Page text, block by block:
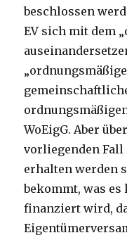
beschlossen
EV sich mit dem
WoEigG. Aber
vorliegenden Fall
erhalten werden
bekommt, was es
finanziert wird,